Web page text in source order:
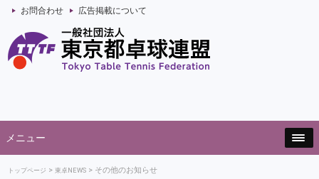
お問合わせ 広告掲載について
メニュー
トップページ 東卓NEWS その他のお知らせ